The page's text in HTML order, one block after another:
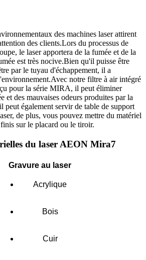
des machines laser attirent
des clients.Lors du processus de
le laser apportera de la fumée et de la
est très nocive.Bien qu'il puisse être
par le tuyau d'échappement, il a
notre filtre à air intégré
pour la série MIRA, il peut éliminer
et des mauvaises odeurs produites par la
peut également servir de table de support
de plus, vous pouvez mettre du matériel
sur le placard ou le tiroir.
du laser AEON Mira7
Gravure au laser
Acrylique
Bois
Cuir